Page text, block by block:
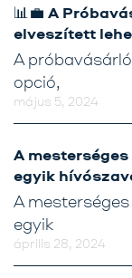
📊💼 A
elveszített
május 5, 2024
A
opció,
A
egyik
április 28, 2024
A
egyik